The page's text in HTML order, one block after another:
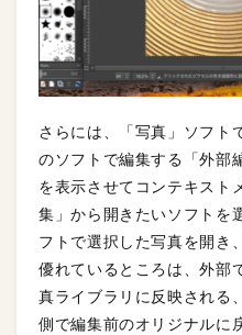
さらには、「写真」ソフト
のソフトで編集する「外部
を表示させてコンテキスト
集」から開きたいソフトを
フトで選択した写真を開き
優れているところは、外部
真ライブラリに反映される
側で編集前のオリジナルに